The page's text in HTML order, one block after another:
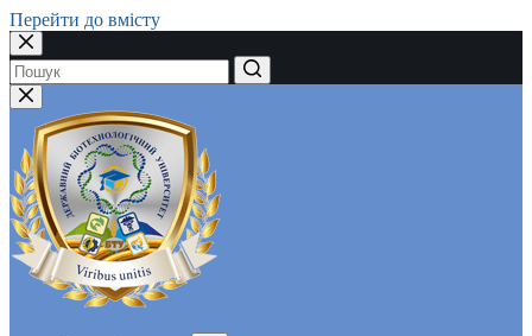
Перейти до вмісту
Немає
результатів